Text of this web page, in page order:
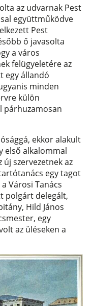
az udvarnak Pest
együttműködve
Pest
ő javasolta
a város
felügyeletére az
egy állandó
minden
külön
párhuzamosan
ekkor alakult
első alkalommal
új szervezetnek az
egy tagot
Városi Tanács
polgárt delegált,
Hild János
egy
az üléseken a